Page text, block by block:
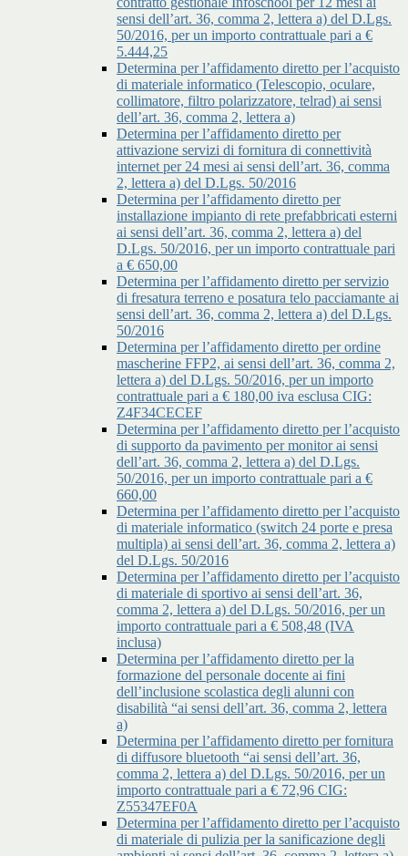
sensi dell’art. 36, comma 2, lettera a) del D.Lgs.
50/2016, per un importo contrattuale pari a €
5.444,25
Determina per l’affidamento diretto per l’acquisto
di materiale informatico (Telescopio, oculare,
collimatore, filtro polarizzatore, telrad) ai sensi
dell’art. 36, comma 2, lettera a)
Determina per l’affidamento diretto per
attivazione servizi di fornitura di connettività
internet per 24 mesi ai sensi dell’art. 36, comma
2, lettera a) del D.Lgs. 50/2016
Determina per l’affidamento diretto per
installazione impianto di rete prefabbricati esterni
ai sensi dell’art. 36, comma 2, lettera a) del
D.Lgs. 50/2016, per un importo contrattuale pari
a € 650,00
Determina per l’affidamento diretto per servizio
di fresatura terreno e posatura telo pacciamante ai
sensi dell’art. 36, comma 2, lettera a) del D.Lgs.
50/2016
Determina per l’affidamento diretto per ordine
mascherine FFP2, ai sensi dell’art. 36, comma 2,
lettera a) del D.Lgs. 50/2016, per un importo
contrattuale pari a € 180,00 iva esclusa CIG:
Z4F34CECEF
Determina per l’affidamento diretto per l’acquisto
di supporto da pavimento per monitor ai sensi
dell’art. 36, comma 2, lettera a) del D.Lgs.
50/2016, per un importo contrattuale pari a €
660,00
Determina per l’affidamento diretto per l’acquisto
di materiale informatico (switch 24 porte e presa
multipla) ai sensi dell’art. 36, comma 2, lettera a)
del D.Lgs. 50/2016
Determina per l’affidamento diretto per l’acquisto
di materiale di sportivo ai sensi dell’art. 36,
comma 2, lettera a) del D.Lgs. 50/2016, per un
importo contrattuale pari a € 508,48 (IVA
inclusa)
Determina per l’affidamento diretto per la
formazione del personale docente ai fini
dell’inclusione scolastica degli alunni con
disabilità “ai sensi dell’art. 36, comma 2, lettera
a)
Determina per l’affidamento diretto per fornitura
di diffusore bluetooth “ai sensi dell’art. 36,
comma 2, lettera a) del D.Lgs. 50/2016, per un
importo contrattuale pari a € 72,96 CIG:
Z55347EF0A
Determina per l’affidamento diretto per l’acquisto
di materiale di pulizia per la sanificazione degli